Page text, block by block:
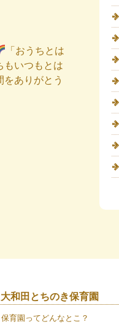
「おうちとは
もいつもとは
をありがとう
大和田とちのき保育園
育園ってどんなとこ？